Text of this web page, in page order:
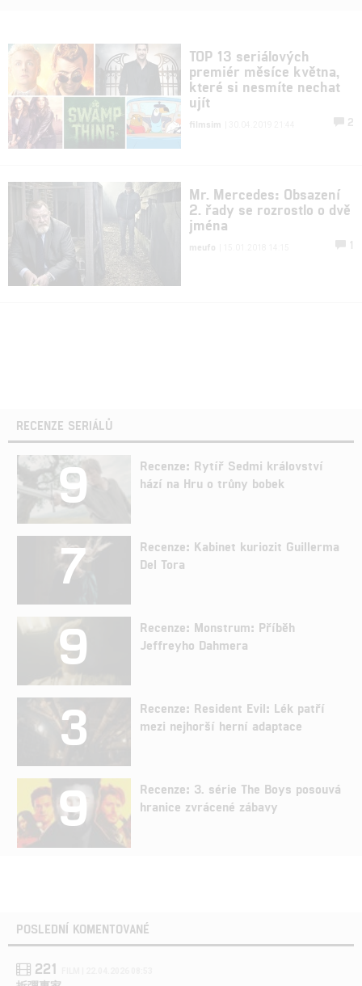
TOP 13 seriálových
premiér měsíce května,
které si nesmíte nechat
ujít
filmsim 2
Mr. Mercedes: Obsazení
2. řady se rozrostlo o dvě
jména
meufo 1
RECENZE SERIÁLŮ
9
Recenze: Rytíř Sedmi království
hází na Hru o trůny bobek
7
Recenze: Kabinet kuriozit Guillerma
Del Tora
9
Recenze: Monstrum: Příběh
Jeffreyho Dahmera
3
Recenze: Resident Evil: Lék patří
mezi nejhorší herní adaptace
9
Recenze: 3. série The Boys posouvá
hranice zvrácené zábavy
POSLEDNÍ KOMENTOVANÉ
221